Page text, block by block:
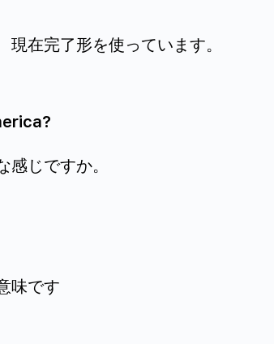
在完了形を使っています。
じですか。
味です